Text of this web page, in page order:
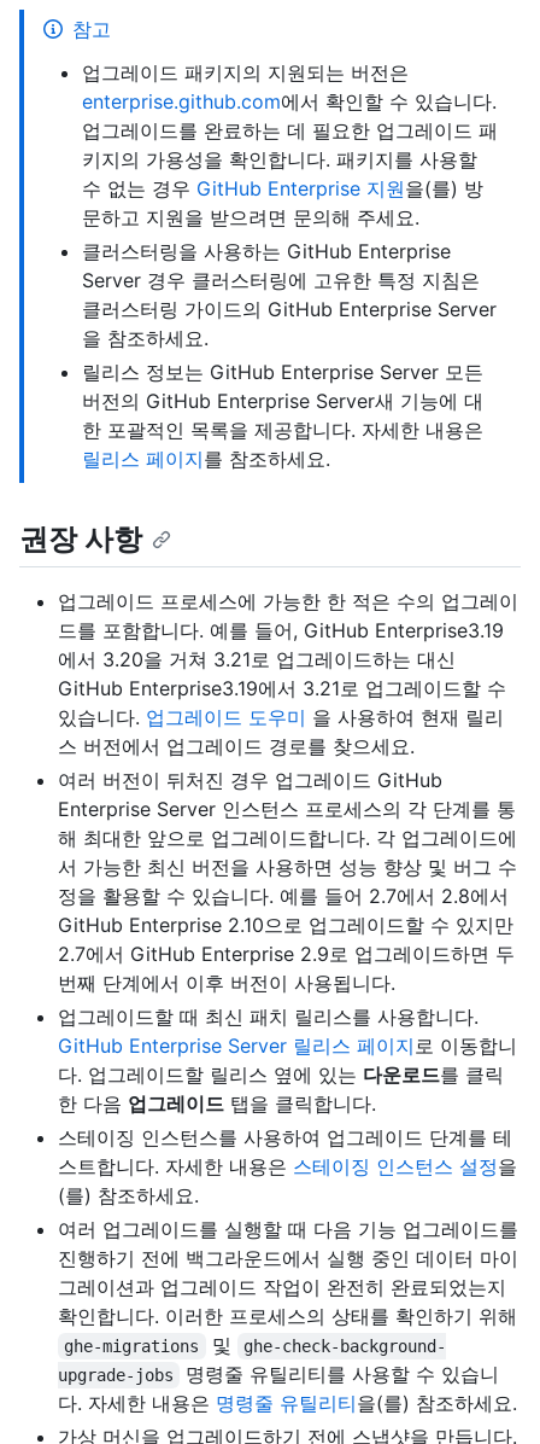
참고
업그레이드 패키지의 지원되는 버전은
enterprise.github.com에서 확인할 수 있습니다.
업그레이드를 완료하는 데 필요한 업그레이드 패
키지의 가용성을 확인합니다. 패키지를 사용할
수 없는 경우 GitHub Enterprise 지원을(를) 방
문하고 지원을 받으려면 문의해 주세요.
클러스터링을 사용하는 GitHub Enterprise
Server 경우 클러스터링에 고유한 특정 지침은
클러스터링 가이드의 GitHub Enterprise Server
을 참조하세요.
릴리스 정보는 GitHub Enterprise Server 모든
버전의 GitHub Enterprise Server새 기능에 대
한 포괄적인 목록을 제공합니다. 자세한 내용은
릴리스 페이지를 참조하세요.
권장 사항
업그레이드 프로세스에 가능한 한 적은 수의 업그레이
드를 포함합니다. 예를 들어, GitHub Enterprise3.19
에서 3.20을 거쳐 3.21로 업그레이드하는 대신
GitHub Enterprise3.19에서 3.21로 업그레이드할 수
있습니다. 업그레이드 도우미 을 사용하여 현재 릴리
스 버전에서 업그레이드 경로를 찾으세요.
여러 버전이 뒤처진 경우 업그레이드 GitHub
Enterprise Server 인스턴스 프로세스의 각 단계를 통
해 최대한 앞으로 업그레이드합니다. 각 업그레이드에
서 가능한 최신 버전을 사용하면 성능 향상 및 버그 수
정을 활용할 수 있습니다. 예를 들어 2.7에서 2.8에서
GitHub Enterprise 2.10으로 업그레이드할 수 있지만
2.7에서 GitHub Enterprise 2.9로 업그레이드하면 두
번째 단계에서 이후 버전이 사용됩니다.
업그레이드할 때 최신 패치 릴리스를 사용합니다.
GitHub Enterprise Server 릴리스 페이지로 이동합니
다. 업그레이드할 릴리스 옆에 있는 다운로드를 클릭
한 다음 업그레이드 탭을 클릭합니다.
스테이징 인스턴스를 사용하여 업그레이드 단계를 테
스트합니다. 자세한 내용은 스테이징 인스턴스 설정을
(를) 참조하세요.
여러 업그레이드를 실행할 때 다음 기능 업그레이드를
진행하기 전에 백그라운드에서 실행 중인 데이터 마이
그레이션과 업그레이드 작업이 완전히 완료되었는지
확인합니다. 이러한 프로세스의 상태를 확인하기 위해
ghe-migrations 및
ghe-check-background-
upgrade-jobs
명령줄 유틸리티를 사용할 수 있습니
다. 자세한 내용은 명령줄 유틸리티을(를) 참조하세요.
가상 머신을 업그레이드하기 전에 스냅샷을 만듭니다.